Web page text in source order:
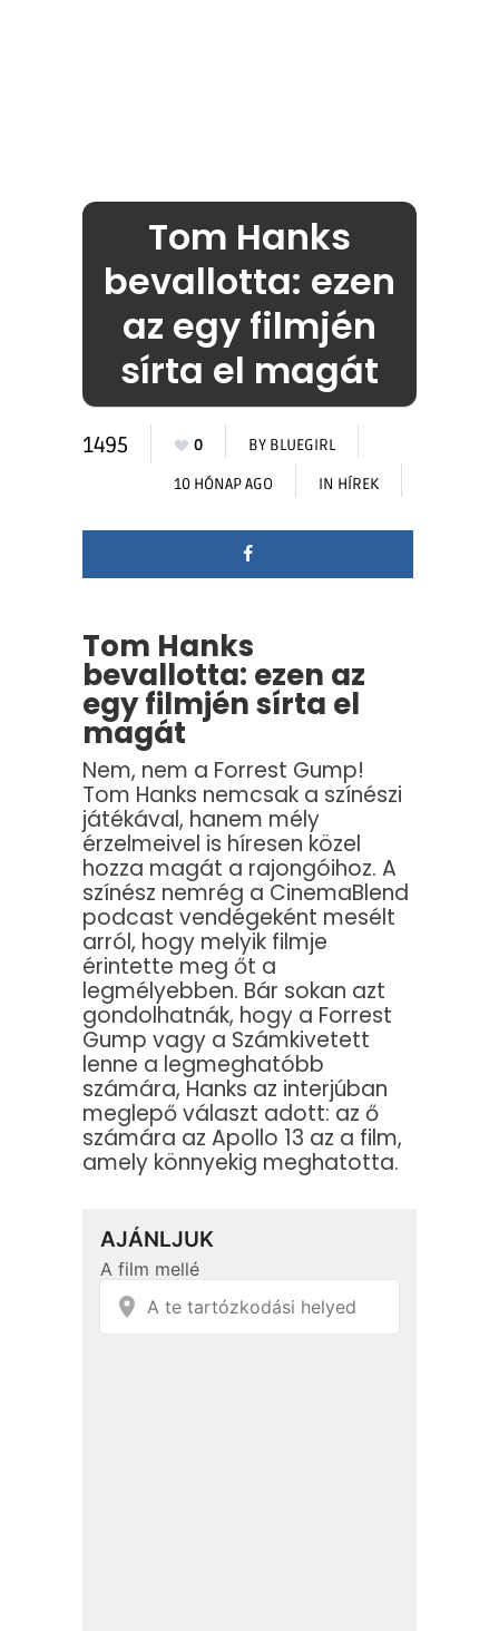
Tom Hanks
bevallotta: ezen
az egy filmjén
sírta el magát
1495 0 BY BLUEGIRL
10 HÓNAP AGO IN HÍREK
Tom Hanks
bevallotta: ezen az
egy filmjén sírta el
magát
Nem, nem a Forrest Gump!
Tom Hanks nemcsak a színészi
játékával, hanem mély
érzelmeivel is híresen közel
hozza magát a rajongóihoz. A
színész nemrég a CinemaBlend
podcast vendégeként mesélt
arról, hogy melyik filmje
érintette meg őt a
legmélyebben. Bár sokan azt
gondolhatnák, hogy a Forrest
Gump vagy a Számkivetett
lenne a legmeghatóbb
számára, Hanks az interjúban
meglepő választ adott: az ő
számára az Apollo 13 az a film,
amely könnyekig meghatotta.